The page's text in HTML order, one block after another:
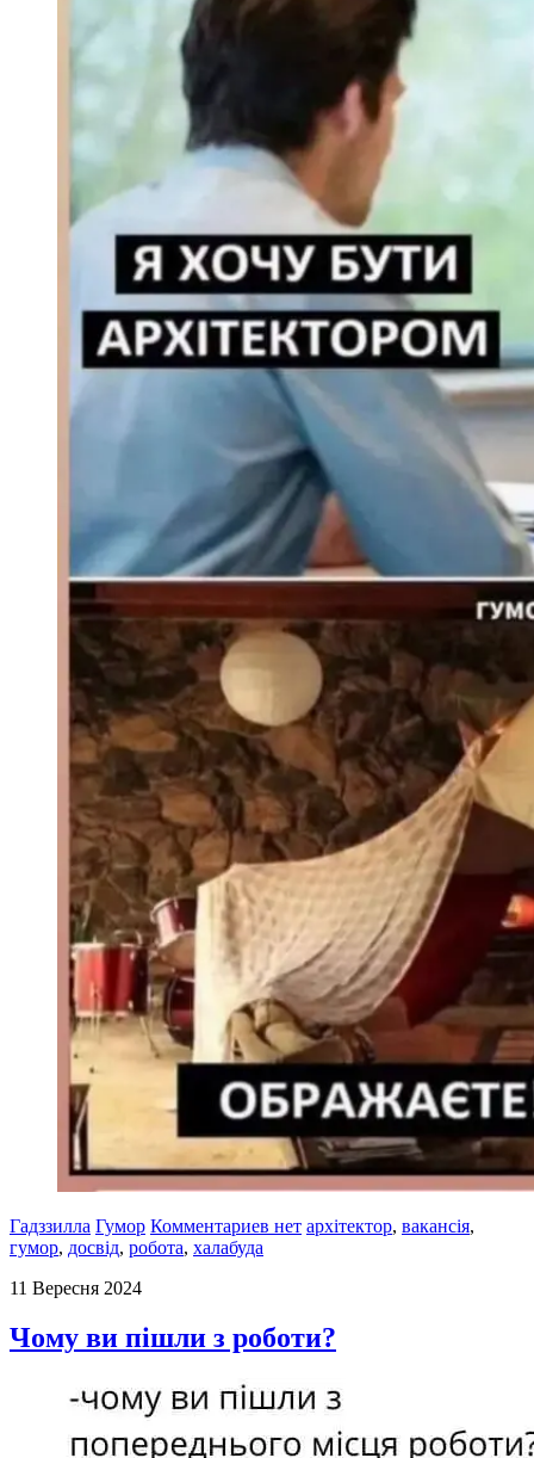
Гадззилла Гумор Комментариев нет архітектор, вакансія,
гумор, досвід, робота, халабуда
11 Вересня 2024
Чому ви пішли з роботи?